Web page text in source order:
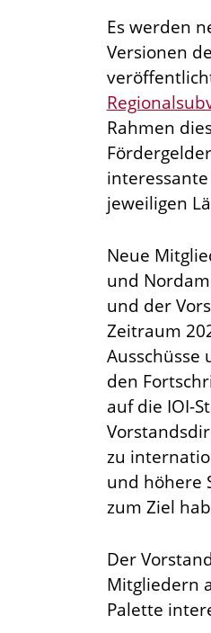
Es werden
Versionen
Rahmen
jeweiligen
Neue
und
und der
Zeitraum
den
auf die IOI-
zu
und höhere
zum Ziel
Der
Mitgliedern
Palette